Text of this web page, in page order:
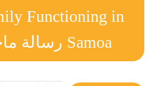
Functioning in
Samoa رسالة ماجستير